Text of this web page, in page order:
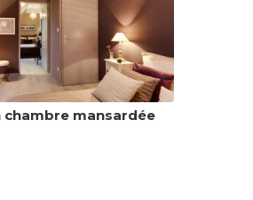
chambre mansardée